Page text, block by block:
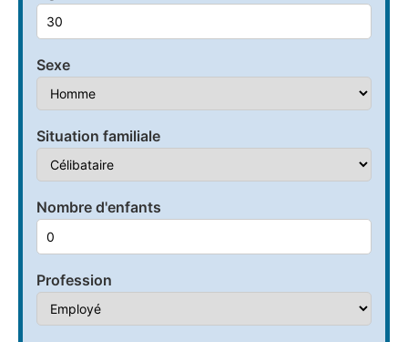
Sexe
Situation familiale
Nombre d'enfants
Profession